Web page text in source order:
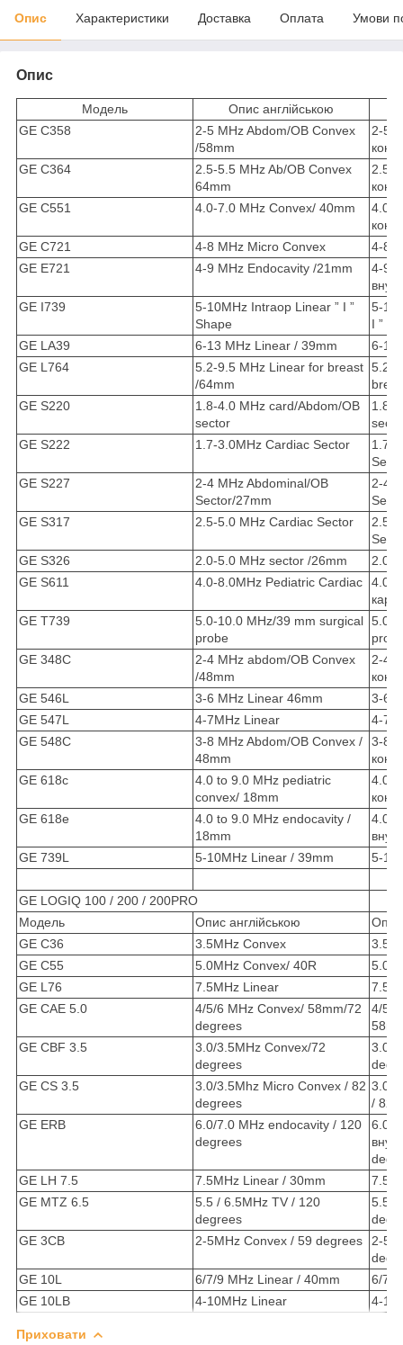
Опис Характеристики Доставка Оплата Умови
Опис
Модель
Опис англійською
GE C358
2-5 MHz Abdom/OB Convex
/58mm
2-5
GE C364
2.5-5.5 MHz Ab/OB Convex
64mm
2.5-
GE C551
4.0-7.0 MHz Convex/ 40mm
4.0-
GE C721
4-8 MHz Micro Convex
4-8
GE E721
4-9 MHz Endocavity /21mm
4-9
GE I739
5-10MHz Intraop Linear ” I ”
Shape
5-
I ”
GE LA39
6-13 MHz Linear / 39mm
6-13
GE L764
5.2-9.5 MHz Linear for breast
/64mm
5.2-
GE S220
1.8-4.0 MHz card/Abdom/OB
sector
1.8-
GE S222
1.7-3.0MHz Cardiac Sector
1.7-
GE S227
2-4 MHz Abdominal/OB
Sector/27mm
2-4
GE S317
2.5-5.0 MHz Cardiac Sector
2.5-
GE S326
2.0-5.0 MHz sector /26mm
2.0-
GE S611
4.0-8.0MHz Pediatric Cardiac
4.0-
GE T739
5.0-10.0 MHz/39 mm surgical
probe
5.0-
GE 348C
2-4 MHz abdom/OB Convex
/48mm
2-4
GE 546L
3-6 MHz Linear 46mm
3-6
GE 547L
4-7MHz Linear
4-
GE 548C
3-8 MHz Abdom/OB Convex /
48mm
3-8
GE 618c
4.0 to 9.0 MHz pediatric
convex/ 18mm
4.0
GE 618e
4.0 to 9.0 MHz endocavity /
18mm
4.0
GE 739L
5-10MHz Linear / 39mm 5-
GE LOGIQ 100 / 200 / 200PRO
Модель
Опис англійською
Опис
GE C36
3.5MHz Convex
GE C55
5.0MHz Convex/ 40R
GE L76
7.5MHz Linear
GE CAE 5.0
4/5/6 MHz Convex/ 58mm/72
degrees
4/5/6
GE CBF 3.5
3.0/3.5MHz Convex/72
degrees
3.0/
GE CS 3.5
3.0/3.5Mhz Micro Convex / 82
degrees
3.0/
/ 82
GE ERB
6.0/7.0 MHz endocavity / 120
degrees
6.0/
GE LH 7.5
7.5MHz Linear / 30mm
GE MTZ 6.5
5.5 / 6.5MHz TV / 120
degrees
5.5 /
GE 3CB
2-5MHz Convex / 59 degrees
2-
GE 10L
6/7/9 MHz Linear / 40mm
6/7/9
GE 10LB
4-10MHz Linear 4-
Приховати